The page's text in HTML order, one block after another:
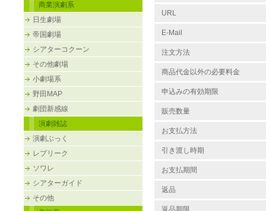
URL
E-Mail
注文方法
商品代金以外の必要料金
申込みの有効期限
販売数量
お支払方法
引き渡し時期
お支払期間
返品
返品期限
商業演劇系
日生劇場
帝国劇場
シアターコクーン
その他劇場
小劇場系
野田MAP
劇団新感線
演劇雑誌
演劇ぶっく
レプリーク
ソワレ
シアターガイド
その他